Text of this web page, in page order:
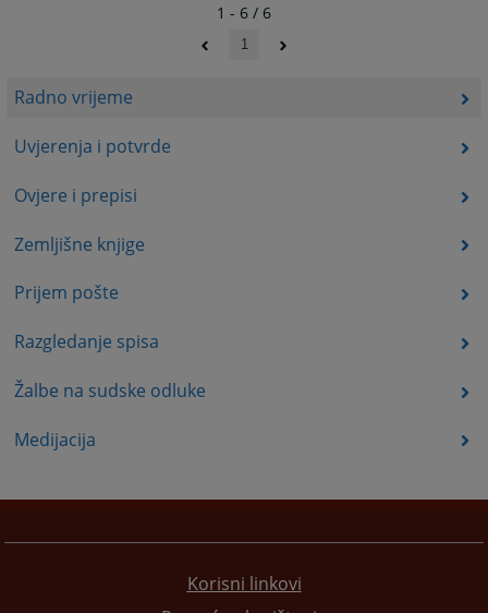
Radno vrijeme
Uvjerenja i potvrde
Ovjere i prepisi
Zemljišne knjige
Prijem pošte
Razgledanje spisa
Žalbe na sudske odluke
Medijacija
1 - 6 / 6
1
Korisni linkovi